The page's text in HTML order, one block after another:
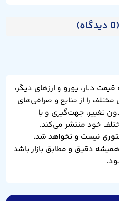
دلار، یورو و ارزهای دیگر،
مختلف را از منابع و صرافی‌های
تغییر، جهت‌گیری و با
خود منتشر می‌کند.
نیست و نخواهد شد.
دقیق و مطابق بازار باشد